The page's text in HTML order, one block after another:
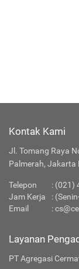
Kontak Kami
Jl. Tomang Raya
Palmerah, Jakarta
Telepon : (021)
Jam Kerja
:
Email
:
Layanan
PT Agregasi